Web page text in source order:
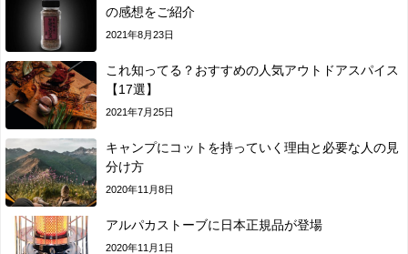
の感想をご紹介
2021年8月23日
これ知ってる？おすすめの人気アウトドアスパイス
【17選】
2021年7月25日
キャンプにコットを持っていく理由と必要な人の見
分け方
2020年11月8日
アルパカストーブに日本正規品が登場
2020年11月1日